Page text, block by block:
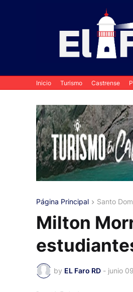
Inicio Turismo Castrense
Página Principal Santo
Milton
by EL Faro RD - junio